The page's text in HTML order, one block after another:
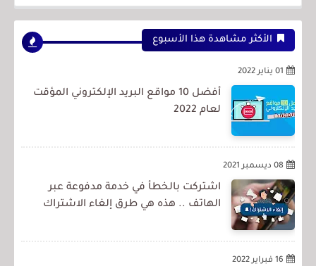
الأكثر مشاهدة هذا الأسبوع
01 يناير 2022
أفضل 10 مواقع البريد الإلكتروني المؤقت
لعام 2022
08 ديسمبر 2021
اشتركت بالخطأ في خدمة مدفوعة عبر
الهاتف .. هذه هي طرق إلغاء الاشتراك
16 فبراير 2022